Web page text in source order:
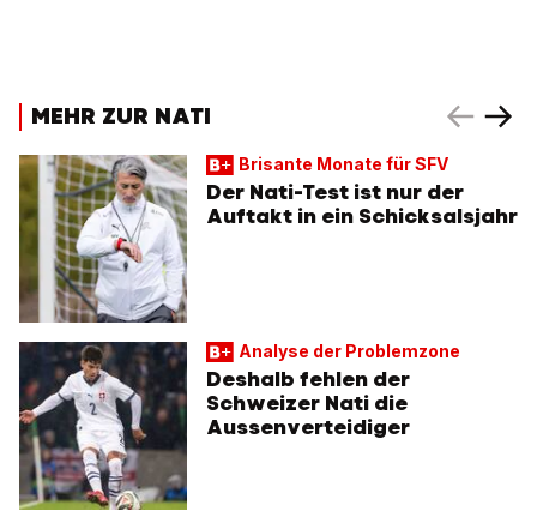
MEHR ZUR NATI
Brisante Monate für SFV
Der Nati-Test ist nur der
Auftakt in ein Schicksalsjahr
Analyse der Problemzone
Deshalb fehlen der
Schweizer Nati die
Aussenverteidiger